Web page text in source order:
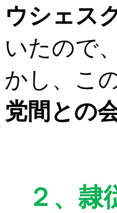
ウシェス
いたので
かし、こ
党間との
２、 隷